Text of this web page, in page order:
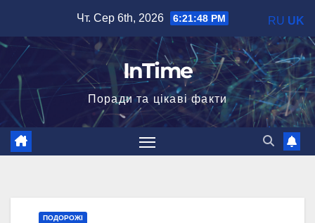
вмісту
Чт. Сер 6th, 2026 6:21:49 PM
InTime
Поради та цікаві факти
ПОДОРОЖІ
RU UK